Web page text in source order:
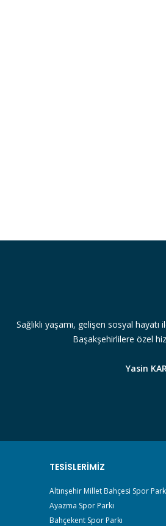
Sağlıklı yaşamı, gelişen sosyal
Başakşehirlilere özel
Yasin
TESISLERIMIZ
Altınşehir Millet Bahçesi Spor
Ayazma Spor Parkı
Bahçekent Spor Parkı